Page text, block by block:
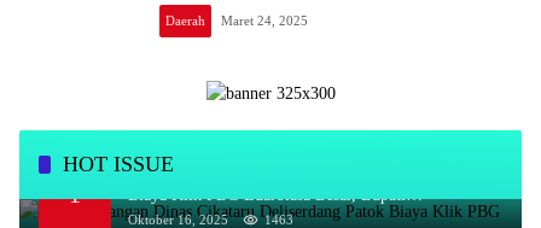
Daerah Maret 24, 2025
HOT ISSUE
1
Kadis Bayangan Dinas Cikataru Deliserdang Patok
Dipermalukan
Oktober 16, 2025 1463